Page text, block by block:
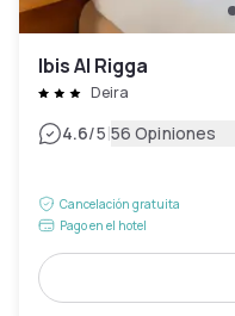
Ibis Al Rigga
Deira
4.6/5|56 Opiniones
Cancelación gratuita
Pago en el hotel